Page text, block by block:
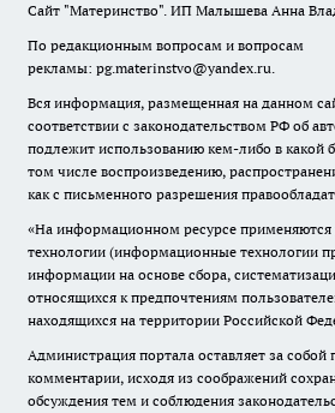
Сайт "Материнство". ИП Малышева Анна
По редакционным вопросам и вопросам
рекламы: pg.materinstvo@yandex.ru.
Вся информация, размещенная на данном
соответствии с законодательством РФ об
подлежит использованию кем-либо в какой
том числе воспроизведению,
как с письменного разрешения
«На информационном ресурсе применяются
технологии (информационные технологии
информации на основе сбора,
относящихся к предпочтениям
находящихся на территории Российской
Администрация портала оставляет за собой
комментарии, исходя из соображений
обсуждения тем и соблюдения